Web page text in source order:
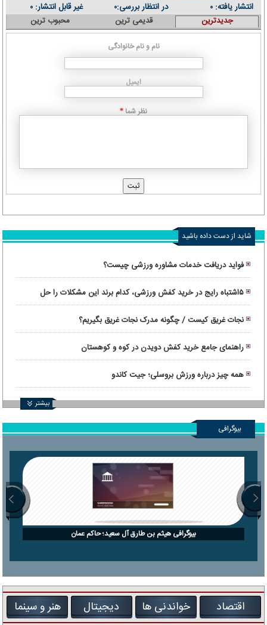
انتشار یافته: ۰ در انتظار بررسی:۰ غیر قابل انتشار: ۰
جدیدترین قدیمی ترین محبوب ترین
نام و نام خانوادگی
ایمیل
نظر شما *
شاید از دست داده باشید
فواید دریافت خدمات مشاوره ورزشی چیست؟
۵اشتباه رایج در خرید کفش ورزشی، کدام برند این مشکلات را حل
کرده‌ است؟
نجات غریق کیست / چگونه مدرک نجات غریق بگیریم؟
راهنمای جامع خرید کفش دویدن در کوه و کوهستان
همه چیز درباره ورزش بروسلی؛ جیت کاندو
بیشتر
بیوگرافی
بیوگرافی هیثم بن طارق آل سعید؛ حاکم عمان
اقتصاد خواندنی ها دیجیتال هنر و سینما